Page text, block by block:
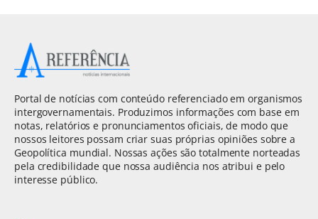
Portal de notícias com conteúdo referenciado em organismos
intergovernamentais. Produzimos informações com base em
notas, relatórios e pronunciamentos oficiais, de modo que
nossos leitores possam criar suas próprias opiniões sobre a
Geopolítica mundial. Nossas ações são totalmente norteadas
pela credibilidade que nossa audiência nos atribui e pelo
interesse público.